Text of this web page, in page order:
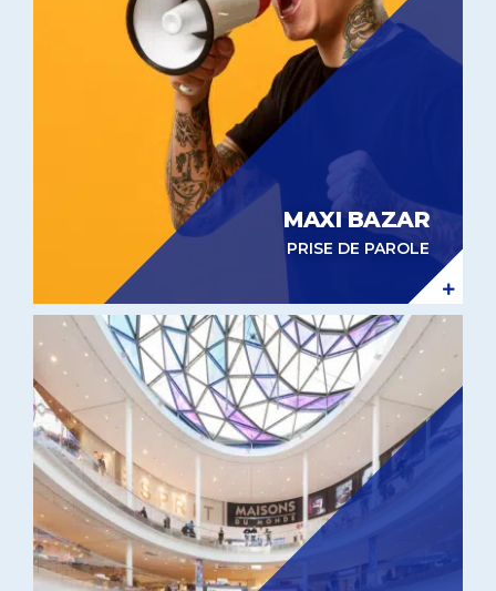
MAXI BAZAR
PRISE DE PAROLE
Expérientiel in-store Beaugrenelle